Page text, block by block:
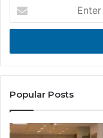
your
Email
Popular Posts